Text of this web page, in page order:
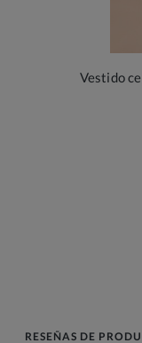
Vestido
RESEÑAS DE